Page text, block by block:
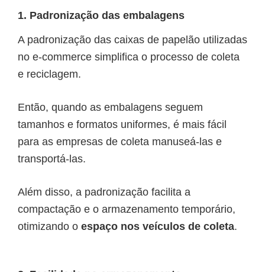
1. Padronização das embalagens
A padronização das caixas de papelão utilizadas
no e-commerce simplifica o processo de coleta
e reciclagem.
Então, quando as embalagens seguem
tamanhos e formatos uniformes, é mais fácil
para as empresas de coleta manuseá-las e
transportá-las.
Além disso, a padronização facilita a
compactação e o armazenamento temporário,
otimizando o espaço nos veículos de coleta.